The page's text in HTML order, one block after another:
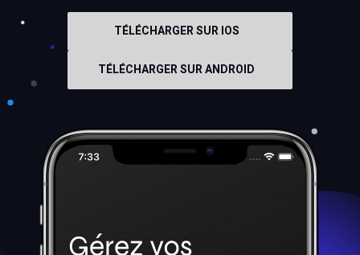
TÉLÉCHARGER SUR IOS
TÉLÉCHARGER SUR ANDROID